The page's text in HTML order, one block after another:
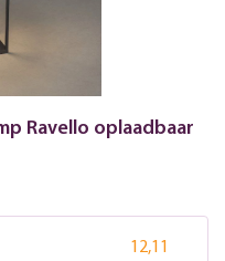
Ravello oplaadbaar
12,11